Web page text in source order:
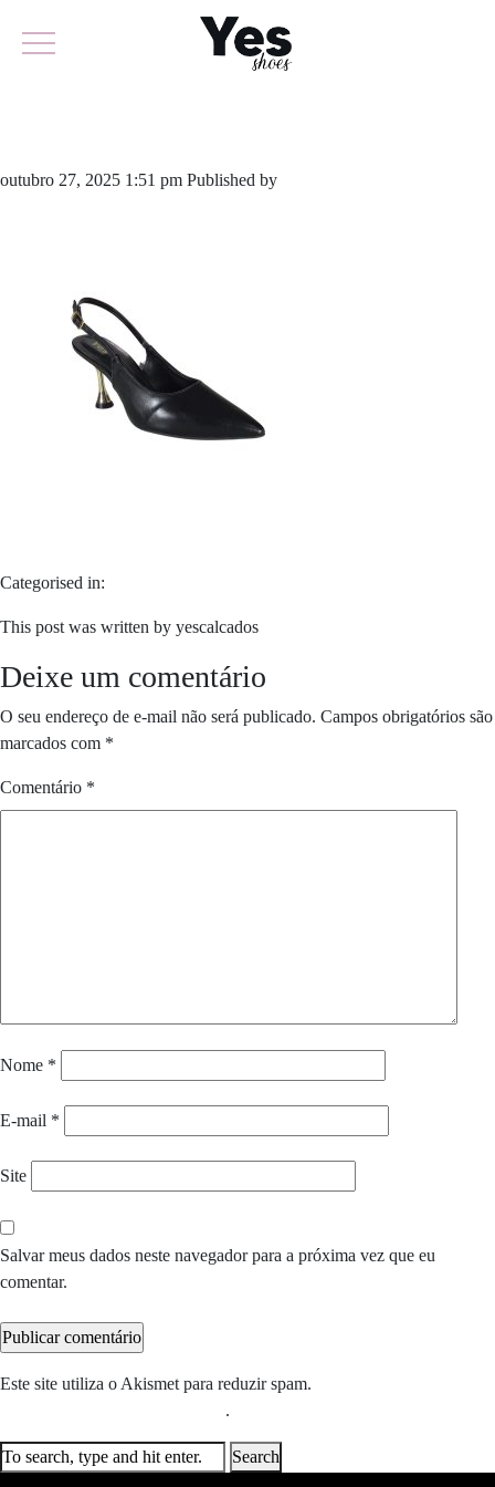
outubro 27, 2025 1:51 pm Published by
Categorised in:
This post was written by yescalcados
Deixe um comentário
O seu endereço de e-mail não será publicado. Campos obrigatórios são
marcados com *
Comentário *
Nome *
E-mail *
Site
Salvar meus dados neste navegador para a próxima vez que eu
comentar.
Este site utiliza o Akismet para reduzir spam.
.
Search